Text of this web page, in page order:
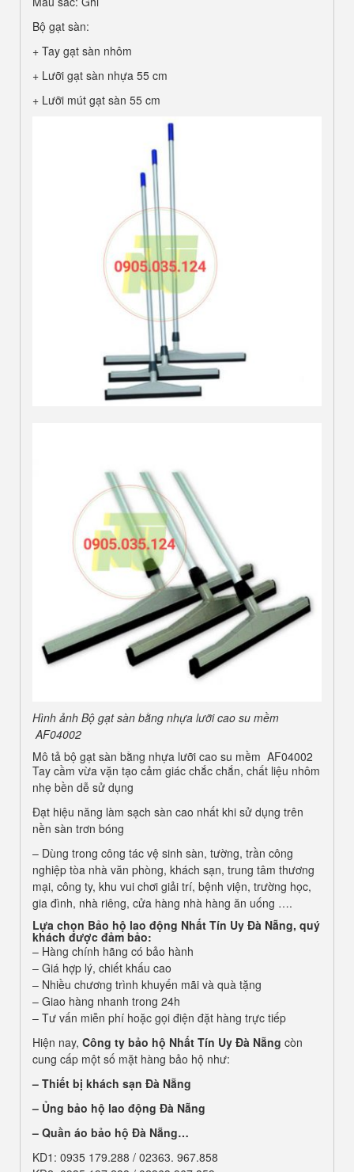
Bộ gạt sàn:
+ Tay gạt sàn nhôm
+ Lưỡi gạt sàn nhựa 55 cm
+ Lưỡi mút gạt sàn 55 cm
Hình ảnh Bộ gạt sàn bằng nhựa lưỡi cao su mềm
AF04002
Mô tả bộ gạt sàn bằng nhựa lưỡi cao su mềm AF04002
Tay cầm vừa vặn tạo cảm giác chắc chắn, chất liệu nhôm
nhẹ bền dễ sử dụng
Đạt hiệu năng làm sạch sàn cao nhất khi sử dụng trên
nền sàn trơn bóng
– Dùng trong công tác vệ sinh sàn, tường, trần công
nghiệp tòa nhà văn phòng, khách sạn, trung tâm thương
mại, công ty, khu vui chơi giải trí, bệnh viện, trường học,
gia đình, nhà riêng, cửa hàng nhà hàng ăn uống ….
Lựa chọn Bảo hộ lao động Nhất Tín Uy Đà Nẵng, quý
khách được đảm bảo:
– Hàng chính hãng có bảo hành
– Giá hợp lý, chiết khấu cao
– Nhiều chương trình khuyến mãi và quà tặng
– Giao hàng nhanh trong 24h
– Tư vấn miễn phí hoặc gọi điện đặt hàng trực tiếp
Hiện nay, Công ty bảo hộ Nhất Tín Uy Đà Nẵng còn
cung cấp một số mặt hàng bảo hộ như:
– Thiết bị khách sạn Đà Nẵng
– Ủng bảo hộ lao động Đà Nẵng
– Quần áo bảo hộ Đà Nẵng…
KD1: 0935 179.288 / 02363. 967.858